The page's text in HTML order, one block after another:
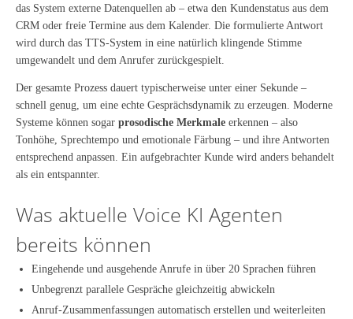
das System externe Datenquellen ab – etwa den Kundenstatus aus dem
CRM oder freie Termine aus dem Kalender. Die formulierte Antwort
wird durch das TTS-System in eine natürlich klingende Stimme
umgewandelt und dem Anrufer zurückgespielt.
Der gesamte Prozess dauert typischerweise unter einer Sekunde –
schnell genug, um eine echte Gesprächsdynamik zu erzeugen. Moderne
Systeme können sogar prosodische Merkmale erkennen – also
Tonhöhe, Sprechtempo und emotionale Färbung – und ihre Antworten
entsprechend anpassen. Ein aufgebrachter Kunde wird anders behandelt
als ein entspannter.
Was aktuelle Voice KI Agenten
bereits können
Eingehende und ausgehende Anrufe in über 20 Sprachen führen
Unbegrenzt parallele Gespräche gleichzeitig abwickeln
Anruf-Zusammenfassungen automatisch erstellen und weiterleiten